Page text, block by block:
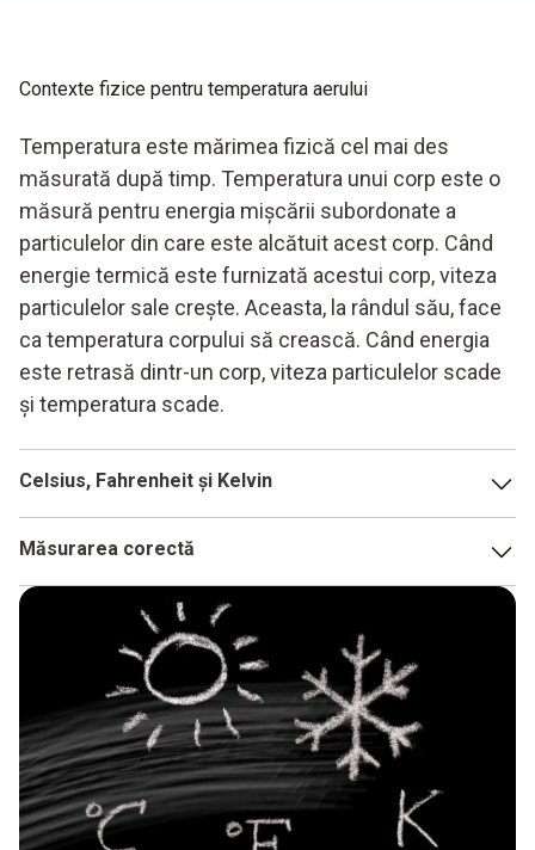
Contexte fizice pentru temperatura aerului
Temperatura este mărimea fizică cel mai des
măsurată după timp. Temperatura unui corp este o
măsură pentru energia mișcării subordonate a
particulelor din care este alcătuit acest corp. Când
energie termică este furnizată acestui corp, viteza
particulelor sale crește. Aceasta, la rândul său, face
ca temperatura corpului să crească. Când energia
este retrasă dintr-un corp, viteza particulelor scade
și temperatura scade.
Celsius, Fahrenheit și Kelvin
și, pentru uzul cotidian, este măsurată în grade Celsius (°C).
La 0°C și 273,15 K apa îngheață, iar la 100°C și 373,15 K
În SUA și în alte câteva țări, temperatura se măsoară și
astăzi în grade Fahrenheit (°F).
În scara Fahrenheit, punctul de gheață (punctul de îngheț
al apei) se determină la 32°F, iar punctul de abur (punctul
de fierbere) la 212°F.
Măsurarea corectă
Cel mai bine este să se măsoare temperatura aerului la o
înălțime de aproximativ 2 m. În acest sens, trebuie să vă
asigurați că nu efectuați măsurătorile în apropierea unor
surse de căldură sau de frig, deoarece acestea
influențează rezultatul. Pentru măsurătorile exterioare,
radiația solară este principalul factor de luat în considerare.